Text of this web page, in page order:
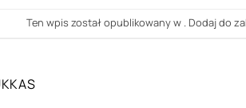
Ten wpis został opublikowany w . Dodaj do